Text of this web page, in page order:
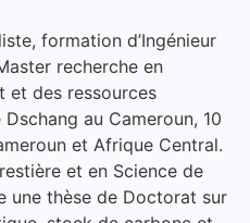
formation d’Ingénieur
recherche en
et des ressources
au Cameroun, 10
et Afrique Central.
et en Science de
une thèse de Doctorat sur